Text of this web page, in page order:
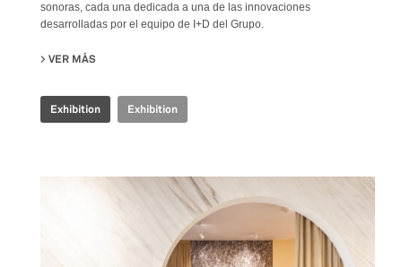
sonoras, cada una dedicada a una de las innovaciones
desarrolladas por el equipo de I+D del Grupo.
VER MÁS
Exhibition Exhibition